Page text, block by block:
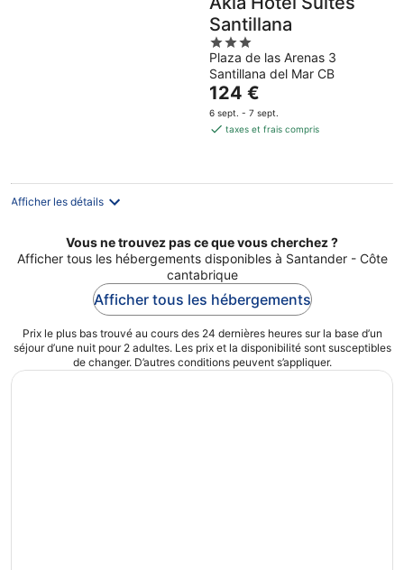
Santillana
3
out
of
5
Plaza de las Arenas 3
Santillana del Mar CB
Le
prix
est
par
124 €
6 sept. - 7 sept.
taxes et frais compris
Afficher les détails
Vous ne trouvez pas ce que vous cherchez ?
Afficher tous les hébergements disponibles à Santander - Côte
cantabrique
Afficher tous les hébergements
Prix le plus bas trouvé au cours des 24 dernières heures sur la base d’un
séjour d’une nuit pour 2 adultes. Les prix et la disponibilité sont susceptibles
de changer. D’autres conditions peuvent s’appliquer.